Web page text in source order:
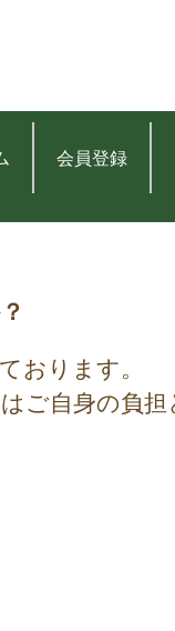
会員登録
おります。
ご自身の負担